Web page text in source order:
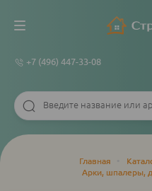
+7 (496) 447-33-08
Главная
Арки, шпалеры,